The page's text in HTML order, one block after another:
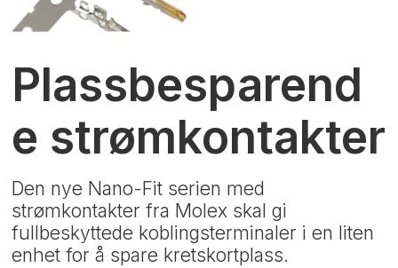
Plassbesparend
e strømkontakter
Den nye Nano-Fit serien med
strømkontakter fra Molex skal gi
fullbeskyttede koblingsterminaler i en liten
enhet for å spare kretskortplass.